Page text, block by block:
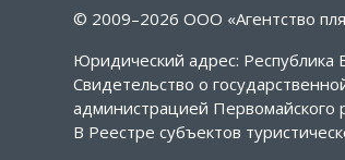
© 2009–2026 ООО «Агентство
Юридический адрес: Республика
Свидетельство о
администрацией Первомайского
В Реестре субъектов